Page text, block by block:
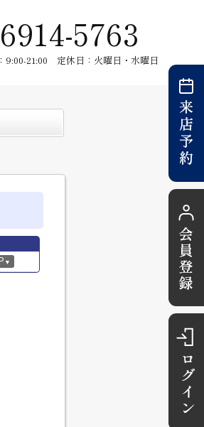
5763
9:00-21:00 定休日：火曜日・水曜日
▼